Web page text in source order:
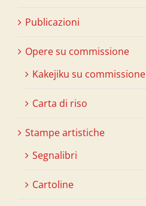
Publicazioni
Opere su commissione
Kakejiku su commissione
Carta di riso
Stampe artistiche
Segnalibri
Cartoline